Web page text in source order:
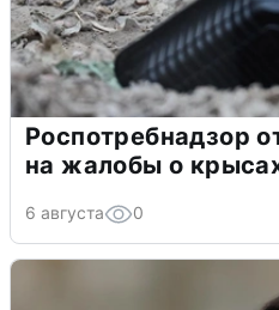
Роспотребнадзор
на жалобы о
6 августа 0